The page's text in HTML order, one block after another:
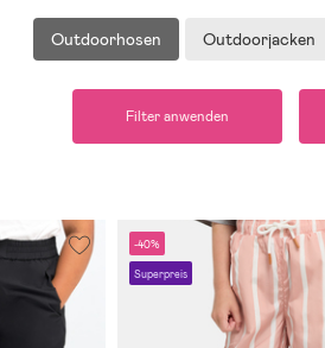
Outdoorhosen Outdoorjacken
Filter anwenden
-40%
Superpreis